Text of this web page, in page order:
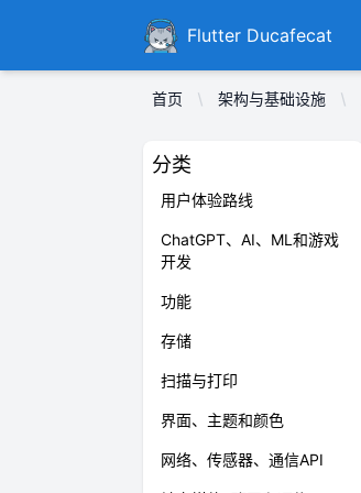
DucafecatFlutter Ducafecat
首页 架构与基础设施
分类
用户体验路线
ChatGPT、AI、ML和游戏
开发
功能
存储
扫描与打印
界面、主题和颜色
网络、传感器、通信API